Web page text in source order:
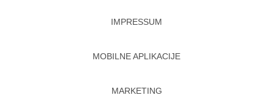
IMPRESSUM
MOBILNE APLIKACIJE
MARKETING